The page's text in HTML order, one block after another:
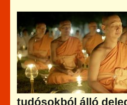
tudósokból álló